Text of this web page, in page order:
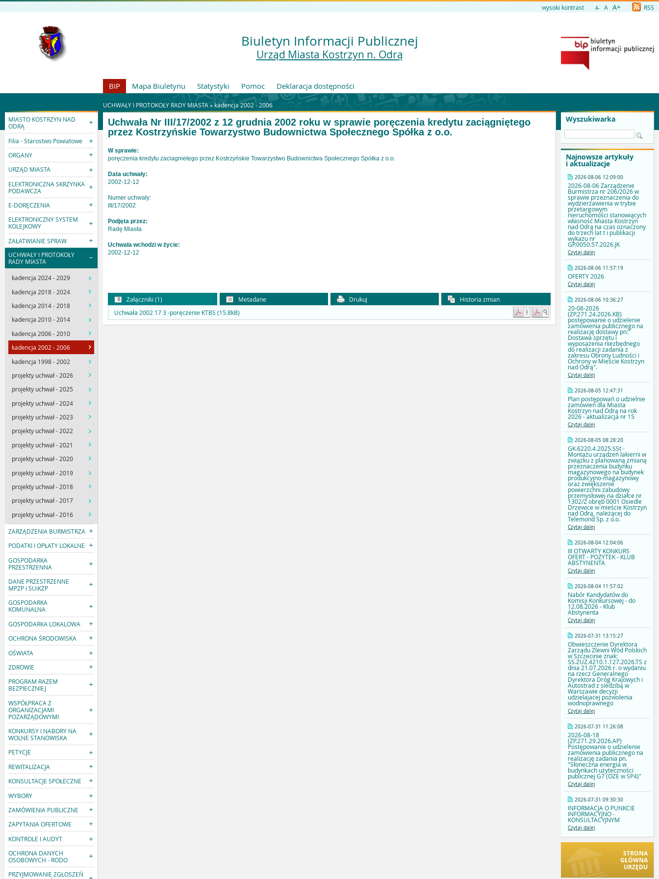
wysoki kontrast A- A A+ RSS
Biuletyn Informacji Publicznej
Urząd Miasta Kostrzyn n. Odrą
BIP Mapa Biuletynu Statystyki Pomoc Deklaracja dostępności
UCHWAŁY I PROTOKOŁY RADY MIASTA » kadencja 2002 - 2006
MIASTO KOSTRZYN NAD
ODRĄ
Filia - Starostwo Powiatowe
ORGANY
URZĄD MIASTA
ELEKTRONICZNA SKRZYNKA
PODAWCZA
E-DORĘCZENIA
ELEKTRONICZNY SYSTEM
KOLEJKOWY
ZAŁATWIANIE SPRAW
UCHWAŁY I PROTOKOŁY
RADY MIASTA
kadencja 2024 - 2029
kadencja 2018 - 2024
kadencja 2014 - 2018
kadencja 2010 - 2014
kadencja 2006 - 2010
kadencja 2002 - 2006
kadencja 1998 - 2002
projekty uchwał - 2026
projekty uchwał - 2025
projekty uchwał - 2024
projekty uchwał - 2023
projekty uchwał - 2022
projekty uchwał - 2021
projekty uchwał - 2020
projekty uchwał - 2019
projekty uchwał - 2018
projekty uchwał - 2017
projekty uchwał - 2016
ZARZĄDZENIA BURMISTRZA
PODATKI I OPŁATY LOKALNE
GOSPODARKA
PRZESTRZENNA
DANE PRZESTRZENNE
MPZP i SUiKZP
GOSPODARKA
KOMUNALNA
GOSPODARKA LOKALOWA
OCHRONA ŚRODOWISKA
OŚWIATA
ZDROWIE
PROGRAM RAZEM
BEZPIECZNIEJ
WSPÓŁPRACA Z
ORGANIZACJAMI
POZARZĄDOWYMI
KONKURSY I NABORY NA
WOLNE STANOWISKA
PETYCJE
REWITALIZACJA
KONSULTACJE SPOŁECZNE
WYBORY
ZAMÓWIENIA PUBLICZNE
ZAPYTANIA OFERTOWE
KONTROLE I AUDYT
OCHRONA DANYCH
OSOBOWYCH - RODO
PRZYJMOWANIE ZGŁOSZEŃ
Wyszukiwarka
Najnowsze artykuły
i aktualizacje
2026-08-06 12:09:00
2026-08-06 Zarządzenie
Burmistrza nr 206/2026 w
sprawie przeznaczenia do
wydzierżawienia w trybie
przetargowym
nieruchomości stanowiących
własność Miasta Kostrzyn
nad Odrą na czas oznaczony
do trzech lat t i publikacji
wykazu nr
GP.0050.57.2026.JK
Czytaj dalej
2026-08-06 11:57:19
OFERTY 2026
Czytaj dalej
2026-08-06 10:36:27
20-08-2026
(ZP.271.24.2026.KB)
postępowanie o udzielenie
zamówienia publicznego na
realizację dostawy pn:"
Dostawa sprzętu i
wyposażenia niezbędnego
do realizacji zadania z
zakresu Obrony Ludności i
Ochrony w Mieście Kostrzyn
nad Odrą".
Czytaj dalej
2026-08-05 12:47:31
Plan postępowań o udzielnie
zamówień dla Miasta
Kostrzyn nad Odrą na rok
2026 - aktualizacja nr 15
Czytaj dalej
2026-08-05 08:28:20
GK.6220.4.2025.SSt -
Montażu urządzeń lakierni w
związku z planowaną zmianą
przeznaczenia budynku
magazynowego na budynek
produkcyjno-magazynowy
oraz zwiększenie
powierzchni zabudowy
przemysłowej na działce nr
1302/2 obręb 0001 Osiedle
Drzewice w mieście Kostrzyn
nad Odrą, należącej do
Telemond Sp. z o.o.
Czytaj dalej
2026-08-04 12:04:06
III OTWARTY KONKURS
OFERT - POŻYTEK - KLUB
ABSTYNENTA
Czytaj dalej
2026-08-04 11:57:02
Nabór Kandydatów do
Komisji Konkursowej - do
12.08.2026 - Klub
Abstynenta
Czytaj dalej
2026-07-31 13:15:27
Obwieszczenie Dyrektora
Zarządu Zlewni Wód Polskich
w Szczecinie znak:
SS.ZUZ.4210.1.127.2026.TS z
dnia 21.07.2026 r. o wydaniu
na rzecz Generalnego
Dyrektora Dróg Krajowych i
Autostrad z siedzibą w
Warszawie decyzji
udzielajacej pozwolenia
wodnoprawnego
Czytaj dalej
2026-07-31 11:26:08
2026-08-18
(ZP.271.29.2026.AP)
Postępowanie o udzielenie
zamówienia publicznego na
realizację zadania pn.
"Słoneczna energia w
budynkach użyteczności
publicznej G7 (OZE w SP4)"
Czytaj dalej
2026-07-31 09:30:30
INFORMACJA O PUNKCIE
INFORMACYJNO -
KONSULTACYJNYM
Czytaj dalej
STRONA
GŁÓWNA
URZĘDU
Uchwała Nr III/17/2002 z 12 grudnia 2002 roku w sprawie poręczenia kredytu zaciągniętego
przez Kostrzyńskie Towarzystwo Budownictwa Społecznego Spółka z o.o.
W sprawie:
poręczenia kredytu zaciagnietego przez Kostrzyńskie Towarzystwo Budownictwa Społecznego Spółka z o.o.
Data uchwały:
2002-12-12
Numer uchwały:
III/17/2002
Podjęta przez:
Radę Miasta
Uchwała wchodzi w życie:
2002-12-12
Załączniki (1) Metadane Drukuj
Historia zmian
Uchwała 2002 17 3 -poręczenie KTBS (15.8kB)